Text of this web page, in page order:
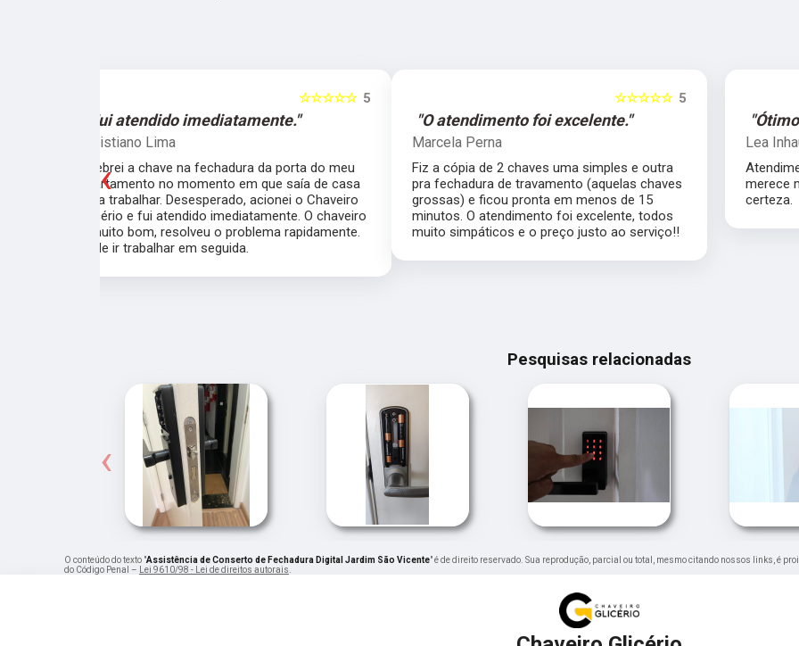
☆☆☆☆☆
"O atendimento foi excelente."
Marcela Perna
Fiz a cópia de 2 chaves uma simples e outra
pra fechadura de travamento (aquelas chaves
grossas) e ficou pronta em menos de 15
minutos. O atendimento foi excelente, todos
muito simpáticos e o preço justo ao serviço!!
☆☆☆☆☆
"Ótimo profissional."
Lea Inhauser
Atendimento impecável, ótimo profissional
merece muito mais que 5 estrelas com
certeza.
‹
Pesquisas relacionadas
‹
O conteúdo do texto "Assistência de Conserto de Fechadura Digital Jardim São Vicente" é de direito reservado. Sua reprodução, parcial ou total, mesmo citando nossos links, é
do Código Penal –
Lei 9610/98 - Lei de direitos autorais